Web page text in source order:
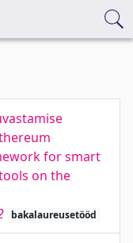
for smart
on the
bakalaureusetööd